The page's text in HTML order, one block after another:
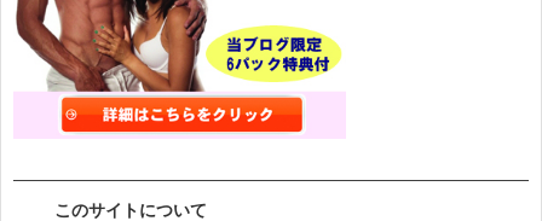
このサイトについて